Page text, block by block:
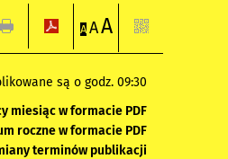
A AA
są o godz. 09:30
miesiąc w formacie PDF
roczne w formacie PDF
terminów publikacji